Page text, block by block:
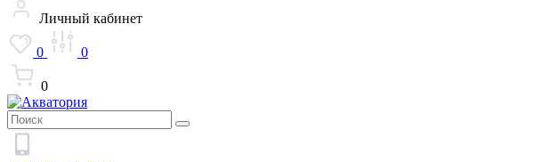
Личный кабинет
0 0
0